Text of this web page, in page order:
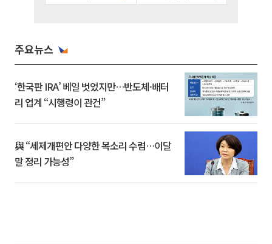
주요뉴스
‘한국판 IRA’ 베일 벗었지만…반도체·배터
리 업계 “시행령이 관건”
與 “세제개편안 다양한 목소리 수렴…이달
말 정리 가능성”